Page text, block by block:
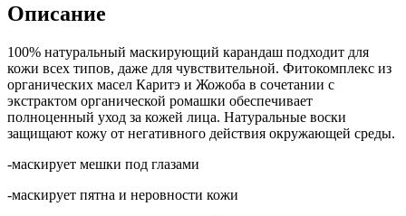
Описание
100% натуральный маскирующий карандаш подходит для
кожи всех типов, даже для чувствительной. Фитокомплекс из
органических масел Каритэ и Жожоба в сочетании с
экстрактом органической ромашки обеспечивает
полноценный уход за кожей лица. Натуральные воски
защищают кожу от негативного действия окружающей среды.
-маскирует мешки под глазами
-маскирует пятна и неровности кожи